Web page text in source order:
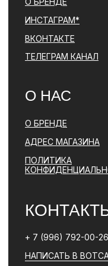
РАЗРАБОТКА САЙТА
ПОЛИТИКА КОНФИДЕНЦИАЛЬНОСТИ
ЮРИДИЧЕСКАЯ ИНФОРМАЦИЯ